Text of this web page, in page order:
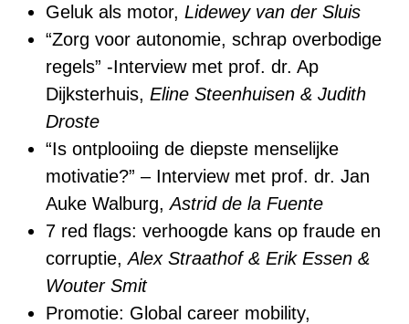
Geluk als motor, Lidewey van der Sluis
“Zorg voor autonomie, schrap overbodige
regels” -Interview met prof. dr. Ap
Dijksterhuis, Eline Steenhuisen & Judith
Droste
“Is ontplooiing de diepste menselijke
motivatie?” – Interview met prof. dr. Jan
Auke Walburg,Astrid de la Fuente
7 red flags: verhoogde kans op fraude en
corruptie,Alex Straathof & Erik Essen &
Wouter Smit
Promotie: Global career mobility,